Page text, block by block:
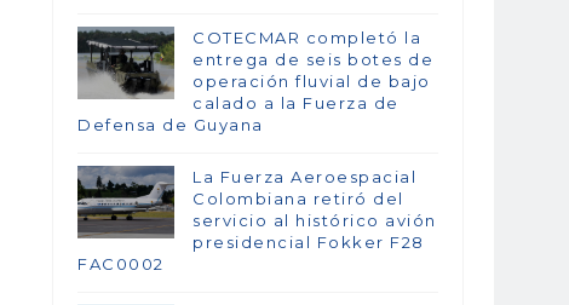
COTECMAR completó la
entrega de seis botes de
operación fluvial de bajo
calado a la Fuerza de
Defensa de Guyana
La Fuerza Aeroespacial
Colombiana retiró del
servicio al histórico avión
presidencial Fokker F28
FAC0002